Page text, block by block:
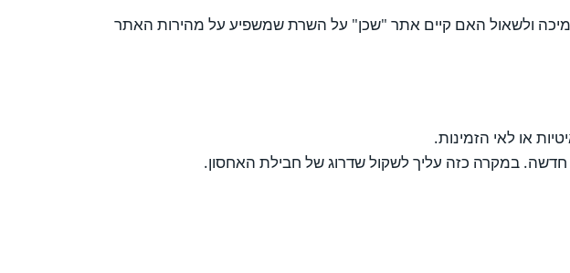
ולשאול האם קיים אתר "שכן" על השרת שמשפיע על מהירות האתר
או לאי הזמינות.
במקרה כזה עליך לשקול שדרוג של חבילת האחסון.